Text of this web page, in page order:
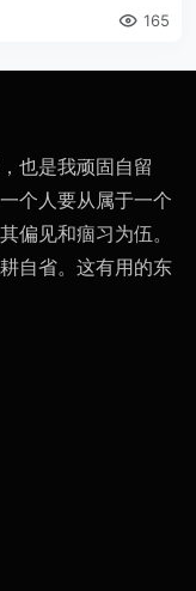
165
也是我顽固自留
个人要从属于一个
偏见和痼习为伍。
自省。这有用的东